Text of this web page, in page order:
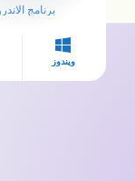
برنامج
ويندوز